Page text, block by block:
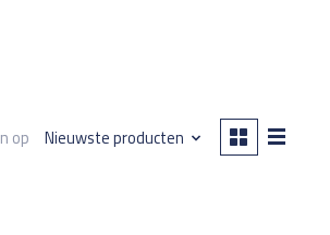
op Nieuwste producten